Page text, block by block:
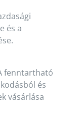
és a
fenntartható
és
vásárlása